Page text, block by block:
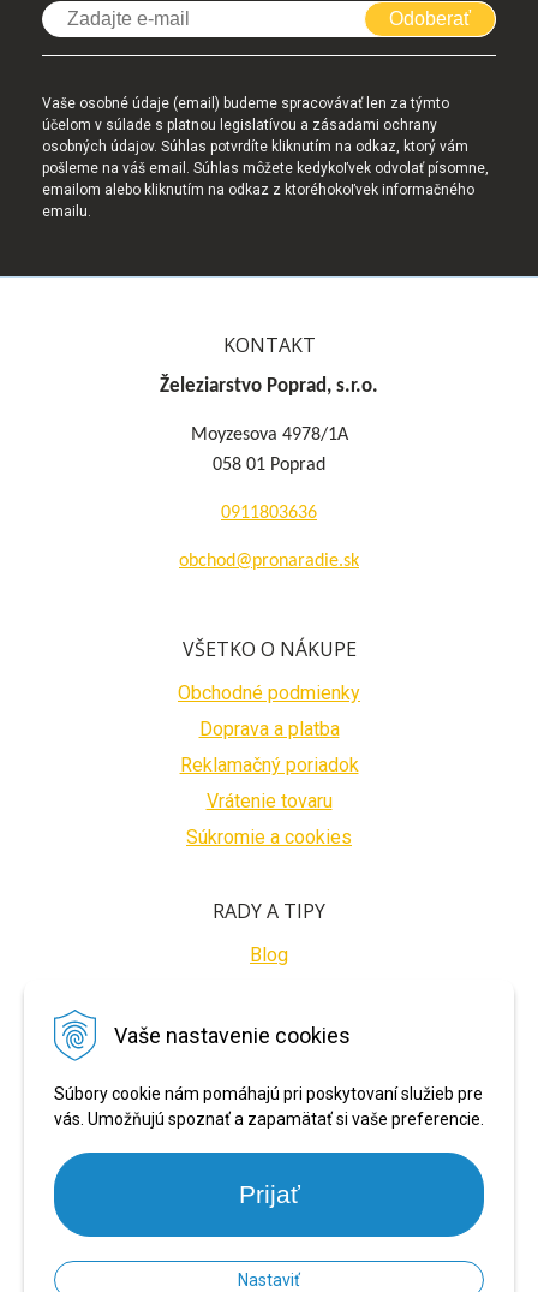
Vaše nastavenie cookies
Súbory cookie nám pomáhajú pri poskytovaní služieb pre
vás. Umožňujú spoznať a zapamätať si vaše preferencie.
Prijať
Nastaviť
Odoberať
Vaše osobné údaje (email) budeme spracovávať len za týmto
účelom v súlade s platnou legislatívou a zásadami ochrany
osobných údajov. Súhlas potvrdíte kliknutím na odkaz, ktorý vám
pošleme na váš email. Súhlas môžete kedykoľvek odvolať písomne,
emailom alebo kliknutím na odkaz z ktoréhokoľvek informačného
emailu.
KONTAKT
Železiarstvo Poprad, s.r.o.
Moyzesova 4978/1A
058 01 Poprad
0911803636
obchod@pronaradie.sk
VŠETKO O NÁKUPE
Obchodné podmienky
Doprava a platba
Reklamačný poriadok
Vrátenie tovaru
Súkromie a cookies
RADY A TIPY
Blog
BEZPEČNÉ PLATBY